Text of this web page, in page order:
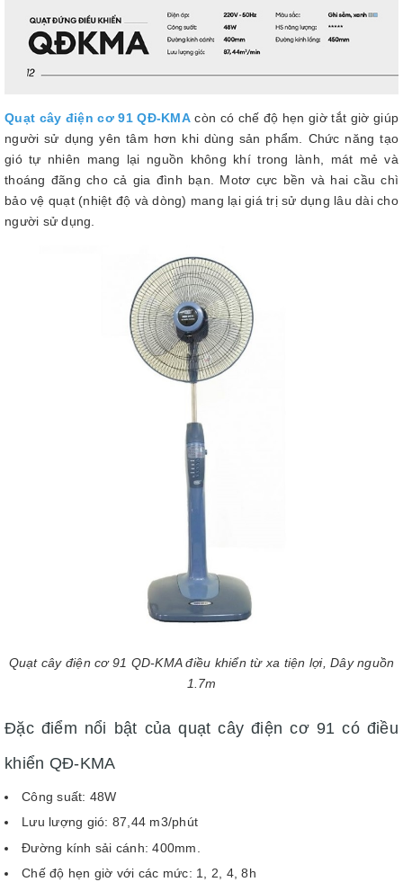
Quạt cây điện cơ 91 QĐ-KMAcòn có chế độ hẹn giờ tắt giờ giúp
người sử dụng yên tâm hơn khi dùng sản phẩm. Chức năng tạo
gió tự nhiên mang lại nguồn không khí trong lành, mát mẻ và
thoáng đãng cho cả gia đình bạn. Motơ cực bền và hai cầu chì
bảo vệ quạt (nhiệt độ và dòng) mang lại giá trị sử dụng lâu dài cho
người sử dụng.
Quạt cây điện cơ 91 QD-KMA điều khiển từ xa tiện lợi, Dây nguồn
1.7m
Đặc điểm nổi bật của quạt cây điện cơ 91 có điều
khiển QĐ-KMA
Công suất: 48W
Lưu lượng gió: 87,44 m3/phút
Đường kính sải cánh: 400mm.
Chế độ hẹn giờ với các mức: 1, 2, 4, 8h